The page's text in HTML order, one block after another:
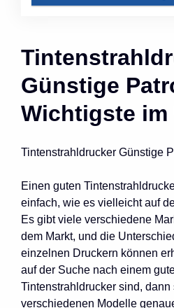
Günstige
Wichtigste im
Tintenstrahldrucker Günstige
Einen guten
einfach, wie es vielleicht auf
Es gibt viele verschiedene
dem Markt, und die
einzelnen Druckern können
auf der Suche nach einem
Tintenstrahldrucker sind,
verschiedenen Modelle